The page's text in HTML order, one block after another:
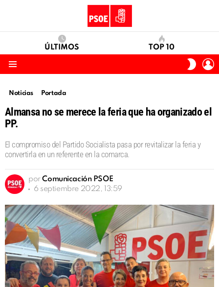
ÚLTIMOS TOP 10
SKIN
Noticias Portada
Almansa no se merece la feria que ha organizado el
PP.
El compromiso del Partido Socialista pasa por revitalizar la feria y
convertirla en un referente en la comarca.
por Comunicación PSOE
6 septiembre 2022, 13:59